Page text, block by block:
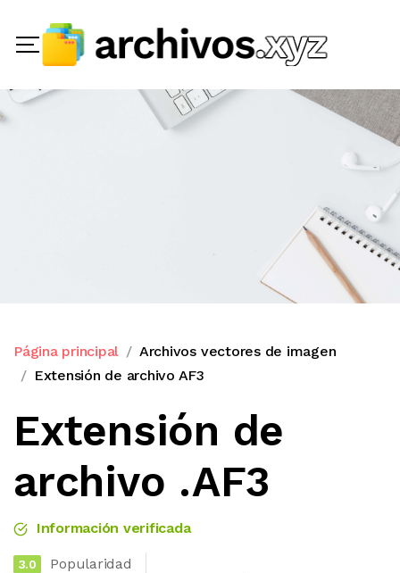
Página principal
Archivos vectores de imagen
Extensión de archivo AF3
Extensión de
archivo .AF3
Información verificada
3.0
Popularidad